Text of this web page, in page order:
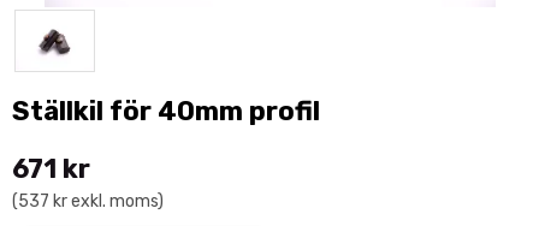
Ställkil för 40mm profil
671 kr
(537 kr exkl. moms)